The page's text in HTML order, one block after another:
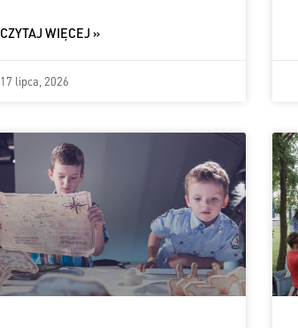
CZYTAJ WIĘCEJ »
17 lipca, 2026